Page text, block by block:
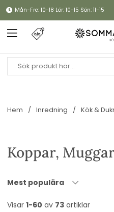
Mån-Fre: 10-18 Lör: 10-15 Sön: 11-15
Hem Inredning Kök &
Koppar,
Mest populära
Visar 1-60 av 73 artiklar